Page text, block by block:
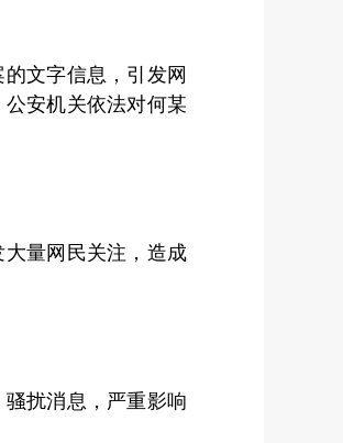
文字信息，引发网
安机关依法对何某
量网民关注，造成
扰消息，严重影响